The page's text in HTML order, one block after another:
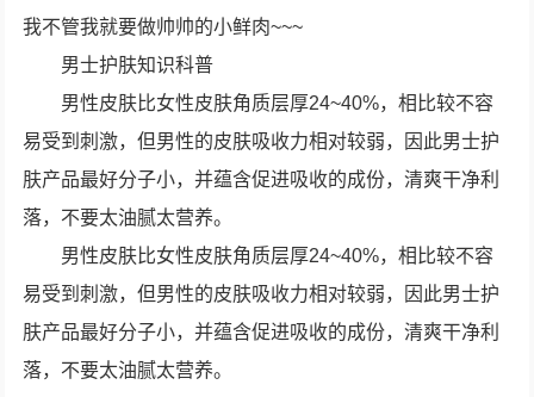
我不管我就要做帅帅的小鲜肉~~~
男士护肤知识科普
男性皮肤比女性皮肤角质层厚24~40%，相比较不容
易受到刺激，但男性的皮肤吸收力相对较弱，因此男士护
肤产品最好分子小，并蕴含促进吸收的成份，清爽干净利
落，不要太油腻太营养。
男性皮肤比女性皮肤角质层厚24~40%，相比较不容
易受到刺激，但男性的皮肤吸收力相对较弱，因此男士护
肤产品最好分子小，并蕴含促进吸收的成份，清爽干净利
落，不要太油腻太营养。